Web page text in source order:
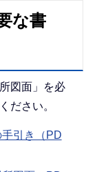
な書
図面」を必
ださい。
引き（PD